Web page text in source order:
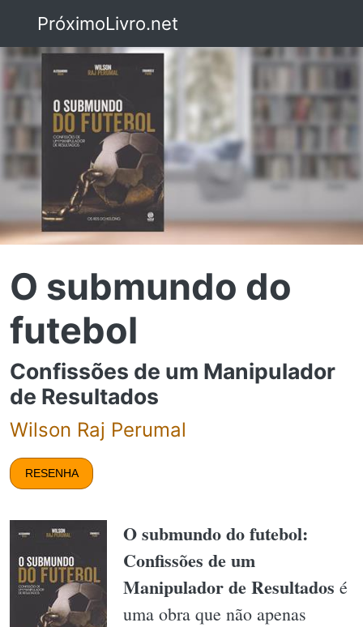
PróximoLivro.net
O submundo do
futebol
Confissões de um Manipulador
de Resultados
Wilson Raj Perumal
RESENHA
O submundo do futebol:
Confissões de um
Manipulador de Resultados é
uma obra que não apenas